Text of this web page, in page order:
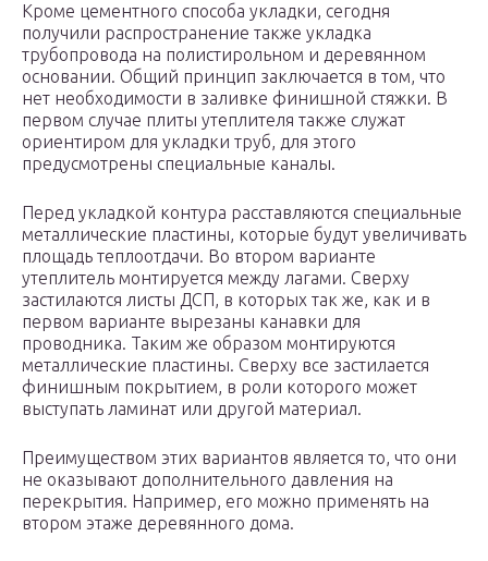
Кроме цементного способа укладки, сегодня
получили распространение также укладка
трубопровода на полистирольном и деревянном
основании. Общий принцип заключается в том, что
нет необходимости в заливке финишной стяжки. В
первом случае плиты утеплителя также служат
ориентиром для укладки труб, для этого
предусмотрены специальные каналы.
Перед укладкой контура расставляются специальные
металлические пластины, которые будут увеличивать
площадь теплоотдачи. Во втором варианте
утеплитель монтируется между лагами. Сверху
застилаются листы ДСП, в которых так же, как и в
первом варианте вырезаны канавки для
проводника. Таким же образом монтируются
металлические пластины. Сверху все застилается
финишным покрытием, в роли которого может
выступать ламинат или другой материал.
Преимуществом этих вариантов является то, что они
не оказывают дополнительного давления на
перекрытия. Например, его можно применять на
втором этаже деревянного дома.